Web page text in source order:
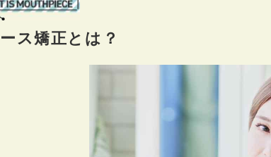
ス矯正とは？